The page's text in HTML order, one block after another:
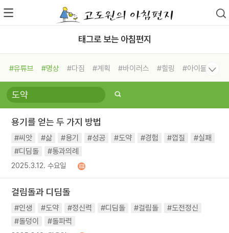
태그로 보는 아침편지
#유튜브 #명상 #다짐 #계획 #바이러스 #힐링
#아이들
#비전캠프
#독서캠프 #삶
#희망
#나눔 #친구 #링컨학교
#독서
#건강 #면역력
용기를 얻는 두 가지 방법
#씨앗 #삶 #용기 #성공 #도약 #경험 #껍질
#실패
#디딤돌
#통과의례
2025.3.12. 수요일
걸림돌과 디딤돌
#인생 #도약 #정신력 #디딤돌 #걸림돌
#도전정신
#돌덩이
#돌파력